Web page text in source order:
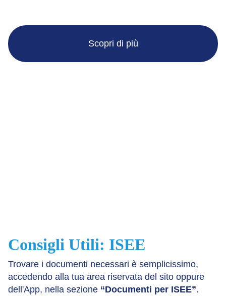
Scopri di più
Consigli Utili: ISEE
Trovare i documenti necessari è semplicissimo,
accedendo alla tua area riservata del sito oppure
dell'App, nella sezione “Documenti per ISEE”.